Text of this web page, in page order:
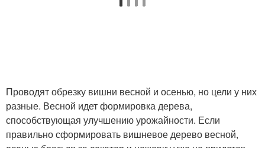
Проводят обрезку вишни весной и осенью, но цели у них
разные. Весной идет формировка дерева,
способствующая улучшению урожайности. Если
правильно сформировать вишневое дерево весной,